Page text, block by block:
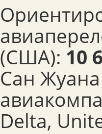
(США): 10
Сан
Delta,